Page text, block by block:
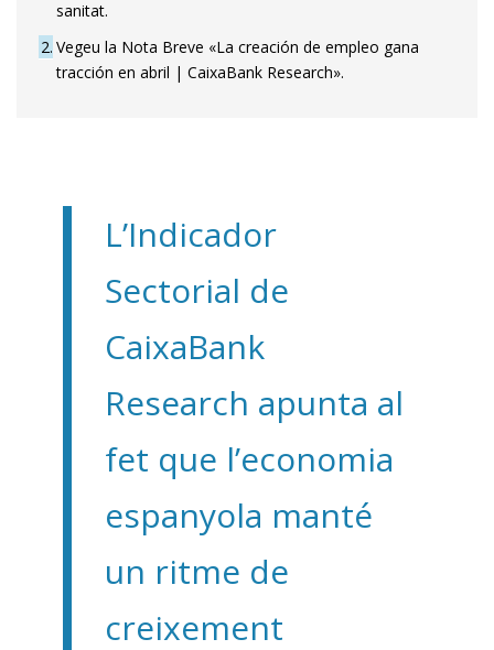
sanitat.
2 Vegeu la Nota Breve «La creación de empleo gana
tracción en abril | CaixaBank Research».
L’Indicador
Sectorial de
CaixaBank
Research apunta al
fet que l’economia
espanyola manté
un ritme de
creixement